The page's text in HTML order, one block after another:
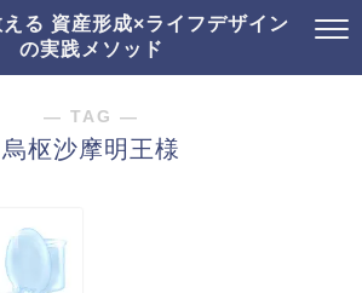
る 資産形成×ライフデザイン
の実践メソッド
― TAG ―
烏枢沙摩明王様